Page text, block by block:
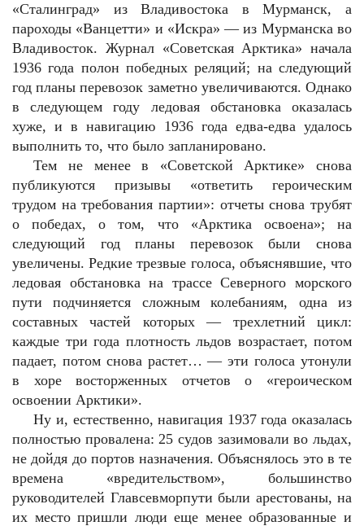
«Сталинград» из Владивостока в Мурманск, а
пароходы «Ванцетти» и «Искра» — из Мурманска во
Владивосток. Журнал «Советская Арктика» начала
1936 года полон победных реляций; на следующий
год планы перевозок заметно увеличиваются. Однако
в следующем году ледовая обстановка оказалась
хуже, и в навигацию 1936 года едва-едва удалось
выполнить то, что было запланировано.
Тем не менее в «Советской Арктике» снова
публикуются призывы «ответить героическим
трудом на требования партии»: отчеты снова трубят
о победах, о том, что «Арктика освоена»; на
следующий год планы перевозок были снова
увеличены. Редкие трезвые голоса, объяснявшие, что
ледовая обстановка на трассе Северного морского
пути подчиняется сложным колебаниям, одна из
составных частей которых — трехлетний цикл:
каждые три года плотность льдов возрастает, потом
падает, потом снова растет… — эти голоса утонули
в хоре восторженных отчетов о «героическом
освоении Арктики».
Ну и, естественно, навигация 1937 года оказалась
полностью провалена: 25 судов зазимовали во льдах,
не дойдя до портов назначения. Объяснялось это в те
времена «вредительством», большинство
руководителей Главсевморпути были арестованы, на
их место пришли люди еще менее образованные и